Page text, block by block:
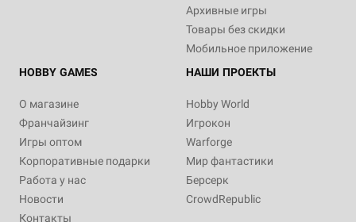
Архивные игры
Товары без скидки
Мобильное приложение
HOBBY GAMES
О магазине
Франчайзинг
Игры оптом
Корпоративные подарки
Работа у нас
Новости
Контакты
НАШИ ПРОЕКТЫ
Hobby World
Игрокон
Warforge
Мир фантастики
Берсерк
CrowdRepublic